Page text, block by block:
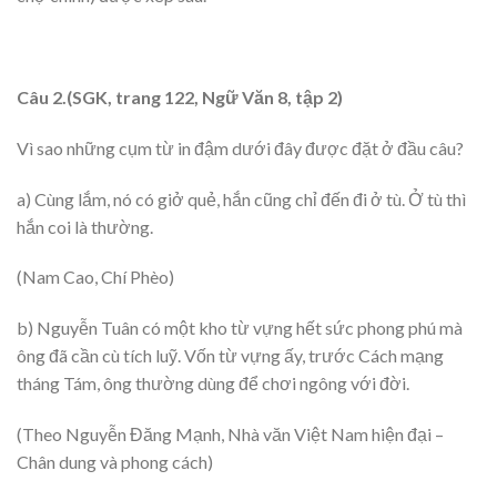
Câu 2.(SGK, trang 122, Ngữ Văn 8, tập 2)
Vì sao những cụm từ in đậm dưới đây được đặt ở đầu câu?
a) Cùng lắm, nó có giở quẻ, hắn cũng chỉ đến đi ở tù. Ở tù thì
hắn coi là thường.
(Nam Cao, Chí Phèo)
b) Nguyễn Tuân có một kho từ vựng hết sức phong phú mà
ông đã cần cù tích luỹ. Vốn từ vựng ấy, trước Cách mạng
tháng Tám, ông thường dùng để chơi ngông với đời.
(Theo Nguyễn Đăng Mạnh, Nhà văn Việt Nam hiện đại –
Chân dung và phong cách)